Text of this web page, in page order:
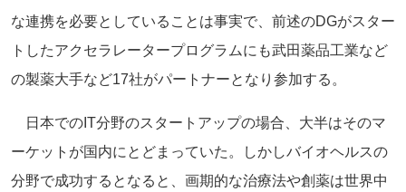
な連携を必要としていることは事実で、 前述のDGがスター
トしたアクセラレータープログラムにも武田薬品工業など
の製薬大手など17社がパートナーとなり参加する。
日本でのIT分野のスタートアップの場合、 大半はそのマ
ーケットが国内にとどまっていた。
しかしバイオヘルスの
分野で成功するとなると、画期的な治療法や創薬は世界中